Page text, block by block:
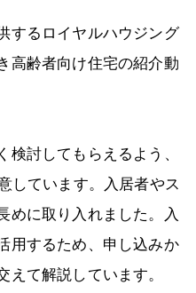
するロイヤルハウジング
高齢者向け住宅の紹介動
検討してもらえるよう、
しています。入居者やス
めに取り入れました。入
用するため、申し込みか
えて解説しています。